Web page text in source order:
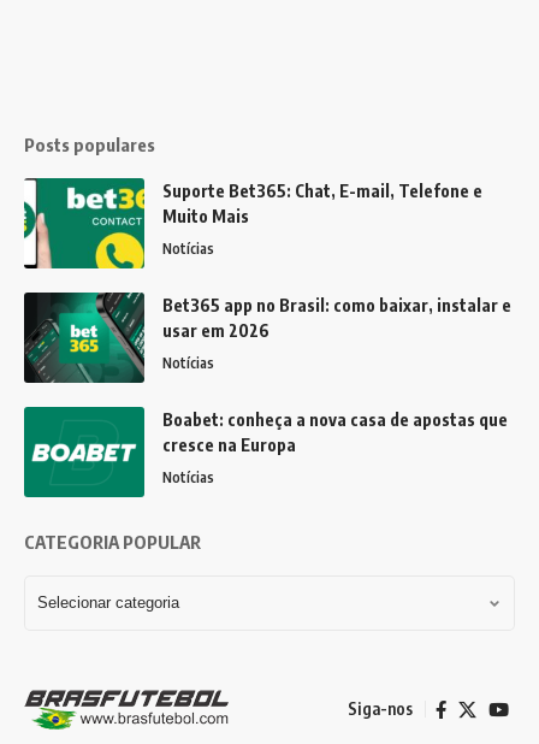
Posts populares
Suporte Bet365: Chat, E-mail, Telefone e
Muito Mais
Notícias
Bet365 app no Brasil: como baixar, instalar e
usar em 2026
Notícias
Boabet: conheça a nova casa de apostas que
cresce na Europa
Notícias
CATEGORIA POPULAR
Siga-nos